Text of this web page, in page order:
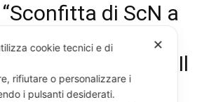
di ScN a
interventi di De
faccia autocritica. Il
✕
cookie tecnici e di
rifiutare o personalizzare i
i pulsanti desiderati.